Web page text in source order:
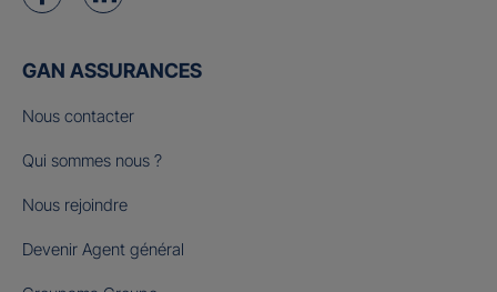
GAN ASSURANCES
Nous contacter
Qui sommes nous ?
Nous rejoindre
Devenir Agent général